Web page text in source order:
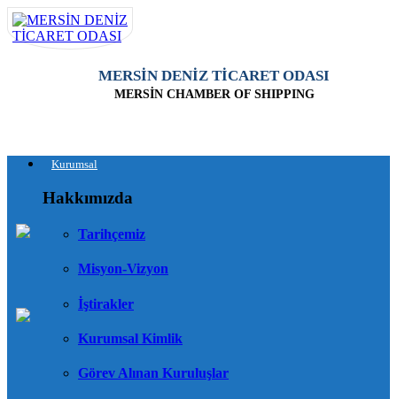
MERSİN DENİZ TİCARET ODASI
MERSİN CHAMBER OF SHIPPING
Kurumsal
Hakkımızda
Tarihçemiz
Misyon-Vizyon
İştirakler
Kurumsal Kimlik
Görev Alınan Kuruluşlar